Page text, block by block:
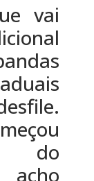
vai
do
acho